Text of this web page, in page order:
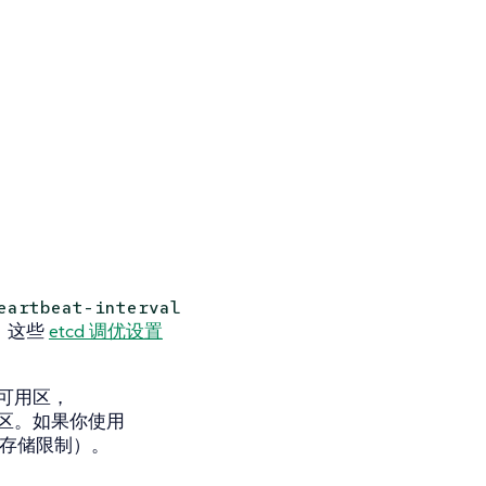
interval
这些etcd 调优设置
用区，
。如果你使用
储限制）。